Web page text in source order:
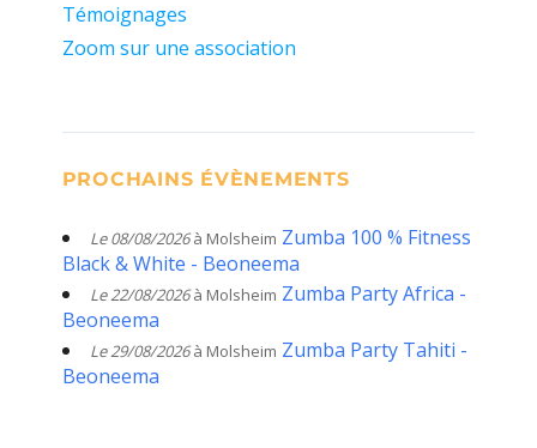
Témoignages
Zoom sur une association
PROCHAINS ÉVÈNEMENTS
Le 08/08/2026à Molsheim Zumba 100 % Fitness
Black & White - Beoneema
Le 22/08/2026à Molsheim Zumba Party Africa -
Beoneema
Le 29/08/2026à Molsheim Zumba Party Tahiti -
Beoneema